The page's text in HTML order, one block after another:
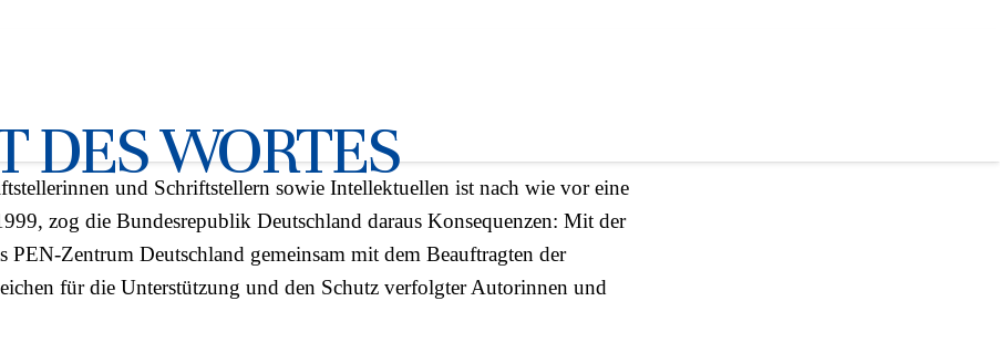
DES WORTES
und Schriftstellern sowie Intellektuellen ist nach wie vor eine
zog die Bundesrepublik Deutschland daraus Konsequenzen: Mit der
PEN-Zentrum Deutschland gemeinsam mit dem Beauftragten der
für die Unterstützung und den Schutz verfolgter Autorinnen und